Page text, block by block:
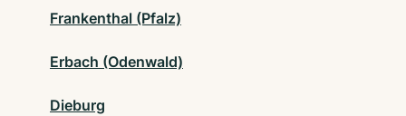
Frankenthal (Pfalz)
Erbach (Odenwald)
Dieburg